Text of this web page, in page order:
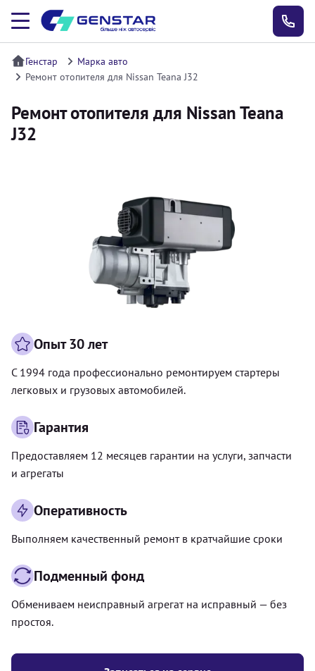
Генстар
Марка авто
Ремонт отопителя для Nissan Teana J32
Ремонт отопителя для Nissan Teana
J32
Опыт 30 лет
С 1994 года профессионально ремонтируем стартеры
легковых и грузовых автомобилей.
Гарантия
Предоставляем 12 месяцев гарантии на услуги, запчасти
и агрегаты
Оперативность
Выполняем качественный ремонт в кратчайшие сроки
Подменный фонд
Обмениваем неисправный агрегат на исправный — без
простоя.